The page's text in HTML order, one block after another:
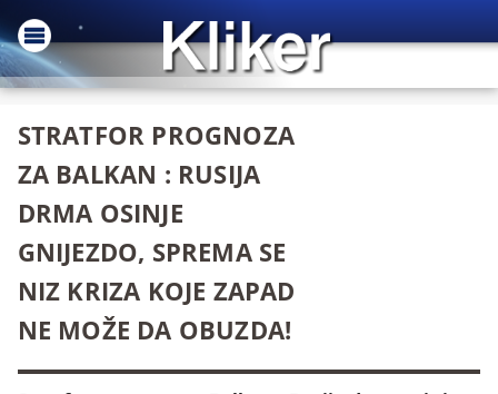
STRATFOR PROGNOZA
ZA BALKAN : RUSIJA
DRMA OSINJE
GNIJEZDO, SPREMA SE
NIZ KRIZA KOJE ZAPAD
NE MOŽE DA OBUZDA!